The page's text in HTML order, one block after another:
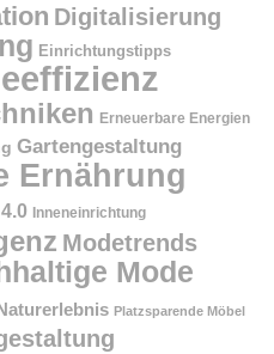
Digitalisierung
Einrichtungstipps
Erneuerbare Energien
Gartengestaltung
Ernährung
Inneneinrichtung
Modetrends
Mode
Naturerlebnis Platzsparende Möbel